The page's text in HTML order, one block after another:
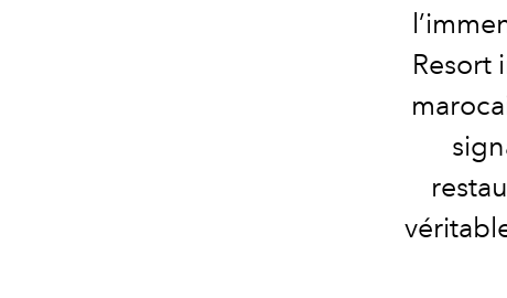
Resort